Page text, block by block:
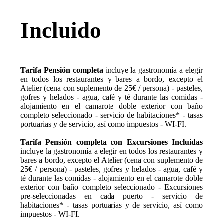
Incluido
Tarifa Pensión completa incluye la gastronomía a elegir
en todos los restaurantes y bares a bordo, excepto el
Atelier (cena con suplemento de 25€ / persona) - pasteles,
gofres y helados - agua, café y té durante las comidas -
alojamiento en el camarote doble exterior con baño
completo seleccionado - servicio de habitaciones* - tasas
portuarias y de servicio, así como impuestos - WI-FI.
Tarifa Pensión completa con Excursiones Incluidas
incluye la gastronomía a elegir en todos los restaurantes y
bares a bordo, excepto el Atelier (cena con suplemento de
25€ / persona) - pasteles, gofres y helados - agua, café y
té durante las comidas - alojamiento en el camarote doble
exterior con baño completo seleccionado - Excursiones
pre-seleccionadas en cada puerto - servicio de
habitaciones* - tasas portuarias y de servicio, así como
impuestos - WI-FI.